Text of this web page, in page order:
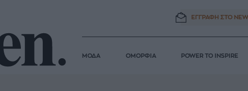
ΕΓΓΡΑΦΗ ΣΤΟ
ΜΟΔΑ ΟΜΟΡΦΙΑ POWER TO INSPIRE